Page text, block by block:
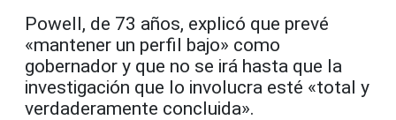
Powell, de 73 años, explicó que prevé
«mantener un perfil bajo» como
gobernador y que no se irá hasta que la
investigación que lo involucra esté «total y
verdaderamente concluida».